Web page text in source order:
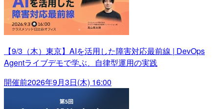
【9/3（木）東京】AIを活用した障害対応最前線 | DevOps
Agentライブデモで学ぶ、自律型運用の実践
開催前2026年9月3日(木) 16:00